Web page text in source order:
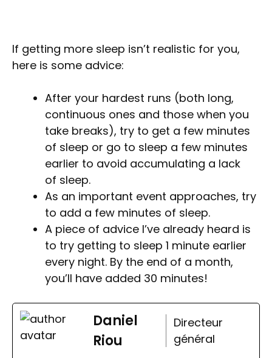
If getting more sleep isn’t realistic for you,
here is some advice:
After your hardest runs (both long,
continuous ones and those when you
take breaks), try to get a few minutes
of sleep or go to sleep a few minutes
earlier to avoid accumulating a lack
of sleep.
As an important event approaches, try
to add a few minutes of sleep.
A piece of advice I’ve already heard is
to try getting to sleep 1 minute earlier
every night. By the end of a month,
you’ll have added 30 minutes!
Daniel
Riou
Directeur
général